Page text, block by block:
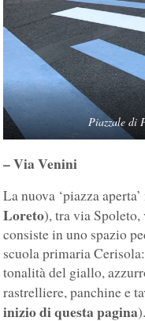
Piazzale di
– Via Venini
La nuova ‘piazza
Loreto), tra via
consiste in uno spazio
scuola primaria
tonalità del giallo,
rastrelliere, panchine e
inizio di questa pagina